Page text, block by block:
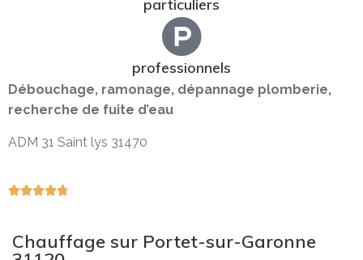
particuliers
professionnels
Débouchage, ramonage, dépannage plomberie,
recherche de fuite d’eau
ADM 31 Saint lys 31470

Chauffage sur Portet-sur-Garonne